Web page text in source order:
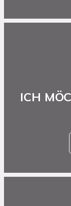
ICH